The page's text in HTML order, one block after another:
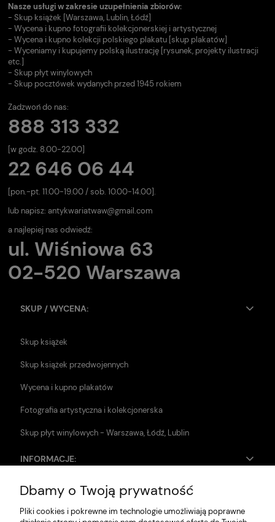
Nasze usługi w zakresie uzupełnienia zbiorów:
- Skup książek [Warszawa, Lublin, Łódź]
- Wycena i kupno fotografii kolekcjonerskiej i artystycznej
- Wycena i kupno kolekcji polskiego plakatu [skup plakatów]
- Wyceniamy i kupujemy polską ilustrację [rysunek, projekty ilustracji
etc.]
- Skup płyt winylowych
- Skup pocztówek wydanych przed 1945 rokiem
Zadzwoń do nas:
888 313 332
[w godz. 8.00-22.00]
22 646 06 44
[pon.-pt. 11.00-19.00 / sob. 10.00-14.00].
lub napisz: antykwariatwaw@gmail.com
a najlepiej nas odwiedź:
ul. Wiśniowa 63
02-520 Warszawa
SKUP / WYCENA:
Skup książek
Skup książek przedwojennych
Wycena i kupno plakatów
Fotografia artystyczna i kolekcjonerska
Skup płyt winylowych - Warszawa, Łódź, Lublin
INFORMACJE:
Zwroty i reklamacje
Dane firmy
Dbamy o Twoją prywatność
Pliki cookies i pokrewne im technologie umożliwiają poprawne